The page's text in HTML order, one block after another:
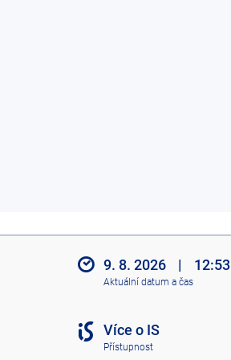
9. 8. 2026 | 12:53
Aktuální datum a čas
Více o IS
Přístupnost